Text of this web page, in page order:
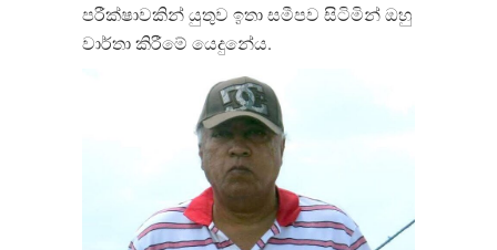
පරීක්ෂාවකින් යුතුව ඉතා සමීපව සිටිමින් ඔහු
වාර්තා කිරීමේ යෙදුනේය.